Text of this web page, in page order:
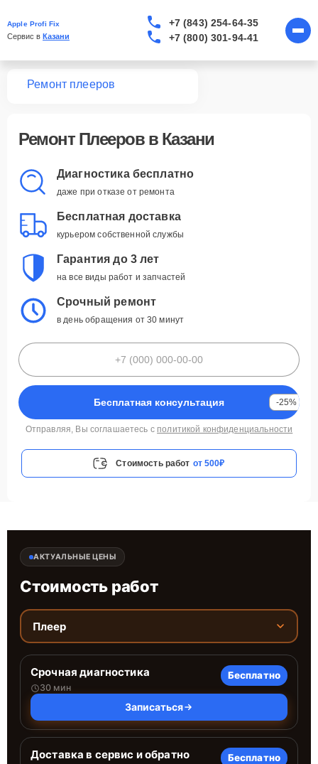
Apple Profi Fix
Сервис в Казани
+7 (843) 254-64-35
+7 (800) 301-94-41
Ремонт плееров
Ремонт Плееров в Казани
Диагностика бесплатно
даже при отказе от ремонта
Бесплатная доставка
курьером собственной службы
Гарантия до 3 лет
на все виды работ и запчастей
Срочный ремонт
в день обращения от 30 минут
Бесплатная консультация -25%
Отправляя, Вы соглашаетесь с политикой конфиденциальности
Стоимость работ от 500₽
АКТУАЛЬНЫЕ ЦЕНЫ
Стоимость работ
Плеер
Срочная диагностика
30 мин
Бесплатно
Записаться
Доставка в сервис и обратно Бесплатно